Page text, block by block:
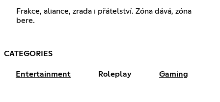
Frakce, aliance, zrada i přátelství. Zóna dává, zóna
bere.
CATEGORIES
Entertainment Roleplay Gaming